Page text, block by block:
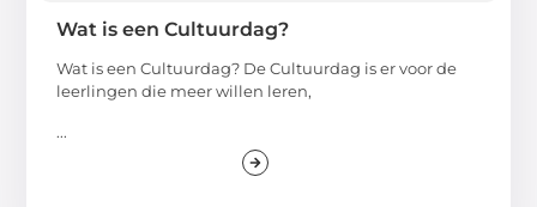
Wat is een Cultuurdag?
Wat is een Cultuurdag? De Cultuurdag is er voor de
leerlingen die meer willen leren,
...